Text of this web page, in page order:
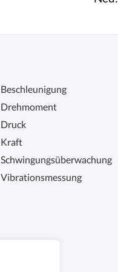
Beschleunigung
Drehmoment
Druck
Kraft
Schwingungsüberwachung
Vibrationsmessung